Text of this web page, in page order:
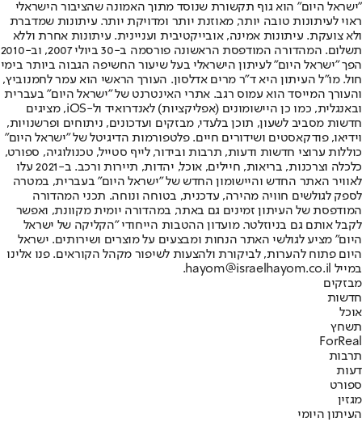
"ישראל היום" הוא גוף תקשורת שנוסד מתוך האמונה שהציבור הישראלי
ראוי לעיתונות טובה יותר, מאוזנת יותר ומדויקת יותר. עיתונות שמדברת
ולא צועקת. עיתונות אמינה, אובייקטיבית ועניינית. עיתונות אחרת וללא
תשלום. המהדורה המודפסת הראשונה פורסמה ב-30 ביולי 2007, וב-2010
הפך "ישראל היום" לעיתון הישראלי בעל שיעור החשיפה הגבוה ביותר בימי
חול. מו"ל העיתון היא ד"ר מרים אדלסון. העורך הראשי הוא עמר לחמנוביץ,
והעורך המייסד הוא עמוס רגב. אתרי האינטרנט של "ישראל היום" בעברית
ובאנגלית, כמו כן היישומונים (אפליקציות) לאנדרואיד ול-iOS, מציגים
חדשות מסביב לשעון, תוכן בלעדי, מבזקים ועדכונים, ניתוחים ופרשנויות,
וידיאו, פודקאסטים ושידורים חיים. פלטפורמות הדיגיטל של "ישראל היום"
כוללות ערוצי חדשות ודעות, תרבות ובידור, לייף סטייל, טכנולוגיה, ספורט,
כלכלה וצרכנות, בריאות, חיילים, אוכל, יהדות, תיירות ורכב. ב-2021 עלו
לאוויר האתר החדש והיישומון החדש של "ישראל היום" בעברית, במטרה
לספק לגולשים חוויה מהירה, עדכנית, בטוחה ונוחה. תכני המהדורה
המודפסת של העיתון זמינים גם באתר, במהדורה יומית מקוונת, ואפשר
לקבל אותם גם בניוזלטר. מועדון ההטבות הייחודי "הקליקה של ישראל
היום" מציע לגולשי האתר הנחות ומבצעים על מוצרים ושירותים. ישראל
היום פתוח להערות, לביקורת ולהצעות לשיפור מקהל הקוראים. פנו אלינו
במייל hayom@israelhayom.co.il.
מבזקים
חדשות
אוכל
תשחץ
ForReal
תרבות
דעות
ספורט
מגזין
העיתון היומי